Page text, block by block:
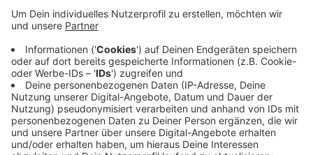
prekär. Die Verträge seien immer auf wenige
Monate befristet und das Gehalt liege nur knapp
über dem Mindestlohn. Um 10 Uhr soll es vor der
Mensa der Uni eine Kundgebung geben. Um 14 Uhr
ruft dort auch noch die Tarifbewegung
Studentischer Beschäftigter zur Demo auf. Die
geht über die Forderungen der Gewerkschaft
hinaus und will auf allgemeine Missstände im
Hochschulbildungssystem hinweisen.